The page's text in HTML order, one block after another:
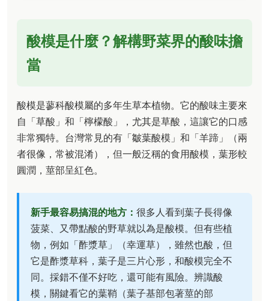
酸模是什麼？解構野菜界的酸味擔
當
酸模是蓼科酸模屬的多年生草本植物。它的酸味主要來
自「草酸」和「檸檬酸」，尤其是草酸，這讓它的口感
非常獨特。台灣常見的有「皺葉酸模」和「羊蹄」（兩
者很像，常被混淆），但一般泛稱的食用酸模，葉形較
圓潤，莖部呈紅色。
新手最容易搞混的地方：很多人看到葉子長得像
菠菜、又帶點酸的野草就以為是酸模。但有些植
物，例如「酢漿草」（幸運草），雖然也酸，但
它是酢漿草科，葉子是三片心形，和酸模完全不
同。採錯不僅不好吃，還可能有風險。辨識酸
模，關鍵看它的葉鞘（葉子基部包著莖的部